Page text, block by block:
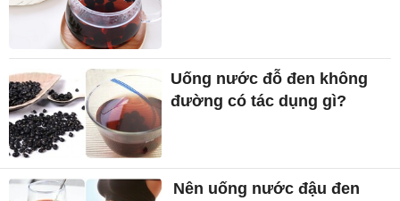
Uống nước đỗ đen không
đường có tác dụng gì?
Nên uống nước đậu đen